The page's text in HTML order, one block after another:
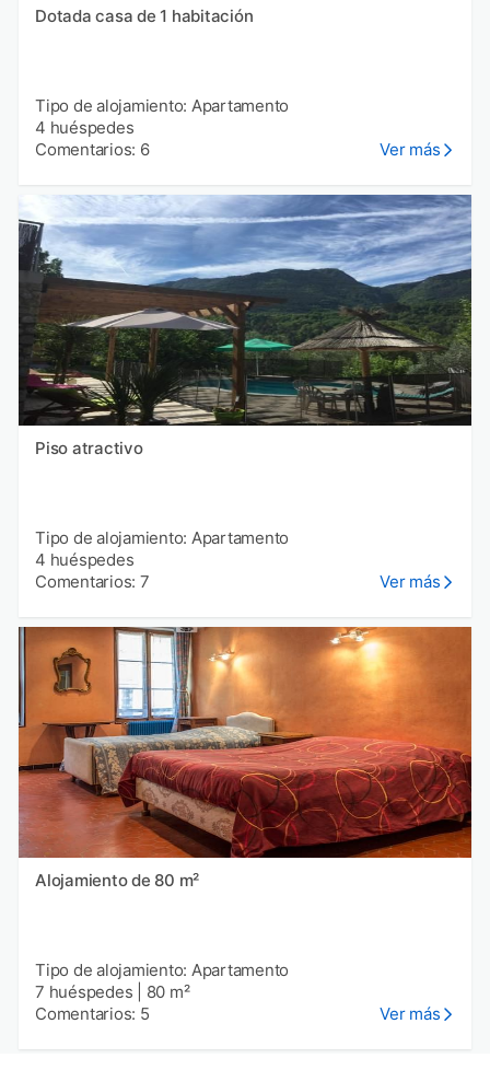
Dotada casa de 1 habitación
Tipo de alojamiento: Apartamento
4 huéspedes
Comentarios: 6
Ver más
Piso atractivo
Tipo de alojamiento: Apartamento
4 huéspedes
Comentarios: 7
Ver más
Alojamiento de 80 m²
Tipo de alojamiento: Apartamento
7 huéspedes
80 m²
Comentarios: 5
Ver más